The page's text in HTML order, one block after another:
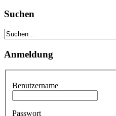
Suchen
Anmeldung
Benutzername
Passwort